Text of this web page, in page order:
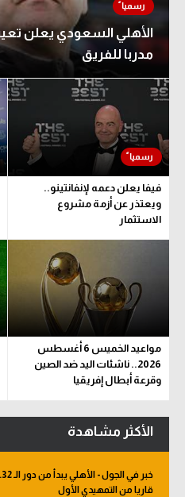
الأهلي السعودي يعلن
مدربا للفريق
فيفا يعلن دعمه لإنفانتينو..
ويعتذر عن أزمة مشروع
الاستثمار
مواعيد الخميس 6 أغسطس
2026.. ناشئات اليد ضد الصين
وقرعة أبطال إفريقيا
الأكثر مشاهدة
قاريا من التمهيدي الأول